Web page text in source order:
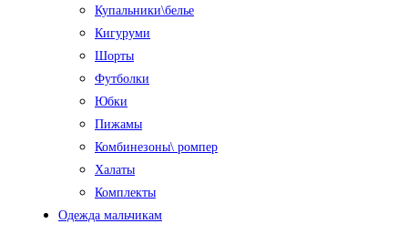
Купальники\белье
Кигуруми
Шорты
Футболки
Юбки
Пижамы
Комбинезоны\ ромпер
Халаты
Комплекты
Одежда мальчикам